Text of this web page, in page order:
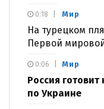
Мир
На турецком
Первой
0:18
Мир
Россия
по Украине
0:06